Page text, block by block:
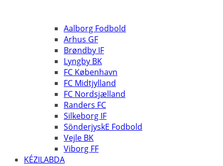
Aalborg Fodbold
Arhus GF
Brøndby IF
Lyngby BK
FC København
FC Midtjylland
FC Nordsjælland
Randers FC
Silkeborg IF
SönderjyskE Fodbold
Vejle BK
Viborg FF
KÉZILABDA